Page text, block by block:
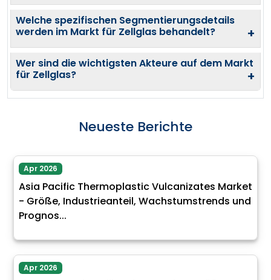
Welche spezifischen Segmentierungsdetails
werden im Markt für Zellglas behandelt?
+
Wer sind die wichtigsten Akteure auf dem Markt
für Zellglas?
+
Neueste Berichte
Apr 2026
Asia Pacific Thermoplastic Vulcanizates Market
- Größe, Industrieanteil, Wachstumstrends und
Prognos...
Apr 2026